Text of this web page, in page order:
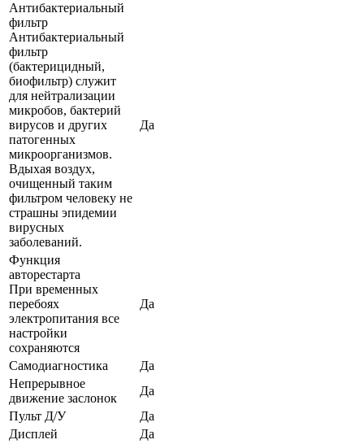
Антибактериальный
фильтр
Антибактериальный
фильтр
(бактерицидный,
биофильтр) служит
для нейтрализации
микробов, бактерий
вирусов и других
патогенных
микроорганизмов.
Вдыхая воздух,
очищенный таким
фильтром человеку не
страшны эпидемии
вирусных
заболеваний.
Да
Функция
авторестарта
При временных
перебоях
электропитания все
настройки
сохраняются
Да
Самодиагностика
Да
Непрерывное
движение заслонок
Да
Пульт Д/У
Да
Дисплей
Да